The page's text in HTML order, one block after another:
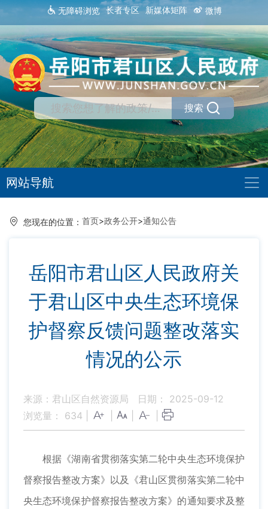
无障碍浏览 长者专区 新媒体矩阵 微博
搜索
网站导航
您现在的位置： 首页>政务公开>通知公告
岳阳市君山区人民政府关
于君山区中央生态环境保
护督察反馈问题整改落实
情况的公示
来源：君山区自然资源局
日期： 2025-09-12
浏览量： 634
根据《湖南省贯彻落实第二轮中央生态环境保护
督察报告整改方案》以及《君山区贯彻落实第二轮中
央生态环境保护督察报告整改方案》的通知要求及整